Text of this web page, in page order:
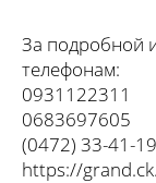
За подробной
телефонам:
0931122311
0683697605
(0472) 33-41-
https://